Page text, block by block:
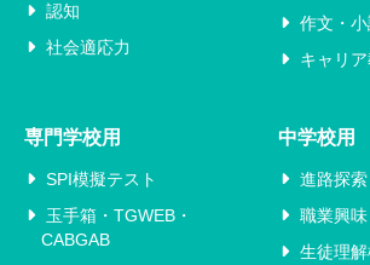
認知
社会適応力
作文・
キャリ
専門学校用
SPI模擬テスト
玉手箱・TGWEB・
CABGAB
中学校用
進路探索
職業興
生徒理